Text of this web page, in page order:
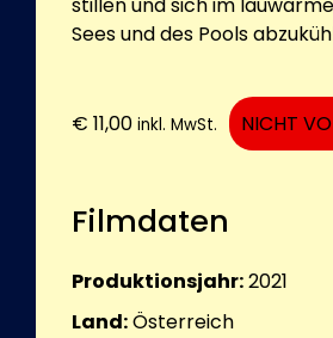
stillen und sich im
Sees und des Pools
€ 11,00 inkl. MwSt. NICHT
Filmdaten
Produktionsjahr:2021
Land:Österreich